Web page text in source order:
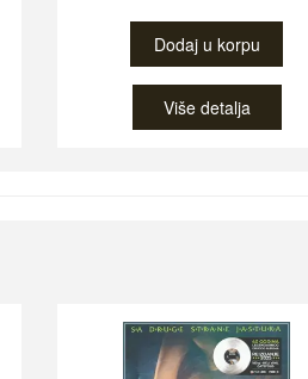
Dodaj u korpu
Više detalja